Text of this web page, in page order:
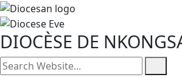
DIOCÈSE DE